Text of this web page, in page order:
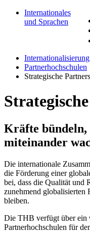
Internationales
und Sprachen
Internationalisierung
Partnerhochschulen
Strategische
Kräfte bündeln,
miteinander
Die internationale
die Förderung einer
bei, dass die Qualität und
zunehmend globalisierten
bleiben.
Die THB verfügt über ein
Partnerhochschulen für